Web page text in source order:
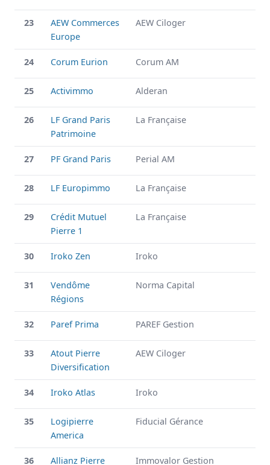
23
AEW Commerces
Europe
AEW Ciloger
24 Corum Eurion Corum AM
25 Activimmo Alderan
26
LF Grand Paris
Patrimoine
La Française
27 PF Grand Paris Perial AM
28 LF Europimmo La Française
29
Crédit Mutuel
Pierre 1
La Française
30 Iroko Zen Iroko
31
Vendôme
Régions
Norma Capital
32 Paref Prima PAREF Gestion
33
Atout Pierre
Diversification
AEW Ciloger
34 Iroko Atlas Iroko
35
Logipierre
America
Fiducial Gérance
36 Allianz Pierre Immovalor Gestion